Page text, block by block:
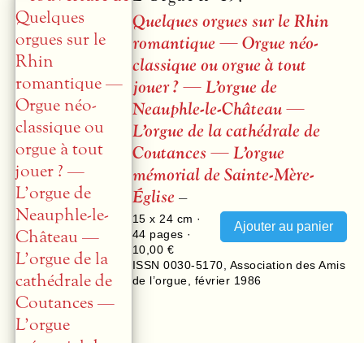
Quelques orgues sur le Rhin
romantique — Orgue néo-
classique ou orgue à tout
jouer ? — L’orgue de
Neauphle-le-Château —
L’orgue de la cathédrale de
Coutances — L’orgue
mémorial de Sainte-Mère-
Église –
15 x 24 cm ·
44 pages ·
10,00 €
ISSN 0030-5170 Association des Amis
de l’orgue
février 1986